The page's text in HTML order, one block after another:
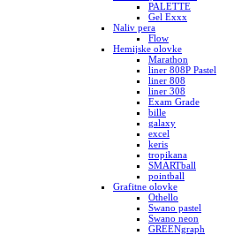
PALETTE
Gel Exxx
Naliv pera
Flow
Hemijske olovke
Marathon
liner 808P Pastel
liner 808
liner 308
Exam Grade
bille
galaxy
excel
keris
tropikana
SMARTball
pointball
Grafitne olovke
Othello
Swano pastel
Swano neon
GREENgraph